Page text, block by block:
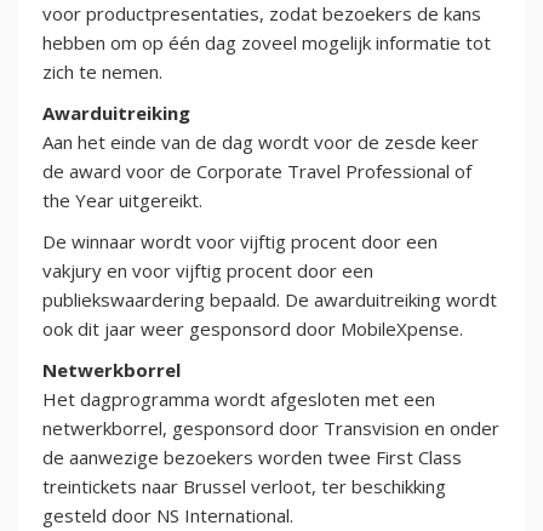
voor productpresentaties, zodat bezoekers de kans
hebben om op één dag zoveel mogelijk informatie tot
zich te nemen.
Awarduitreiking
Aan het einde van de dag wordt voor de zesde keer
de award voor de Corporate Travel Professional of
the Year uitgereikt.
De winnaar wordt voor vijftig procent door een
vakjury en voor vijftig procent door een
publiekswaardering bepaald. De awarduitreiking wordt
ook dit jaar weer gesponsord door MobileXpense.
Netwerkborrel
Het dagprogramma wordt afgesloten met een
netwerkborrel, gesponsord door Transvision en onder
de aanwezige bezoekers worden twee First Class
treintickets naar Brussel verloot, ter beschikking
gesteld door NS International.